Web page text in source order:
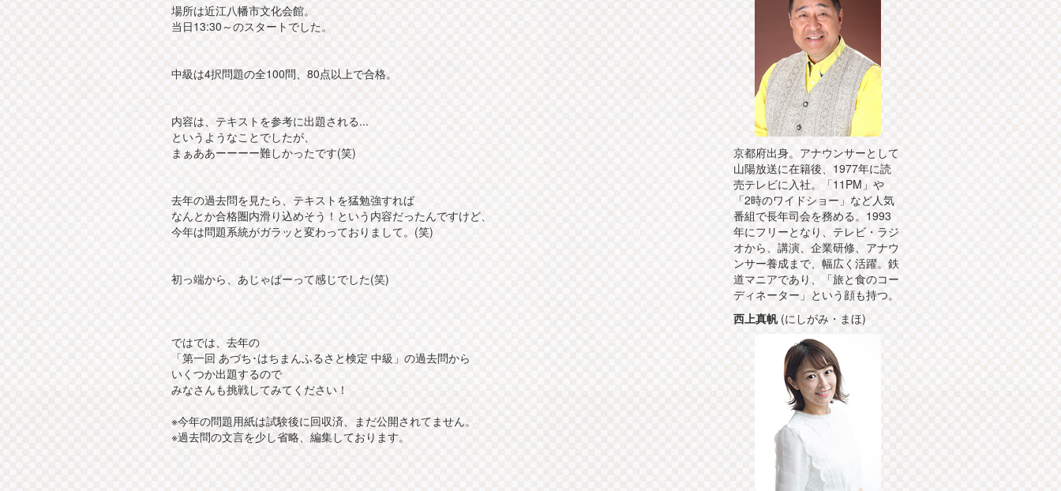
場所は近江八幡市文化会館。
当日13:30～のスタートでした。
中級は4択問題の全100問、80点以上で合格。
内容は、テキストを参考に出題される...
というようなことでしたが、
まぁああーーーー難しかったです(笑)
去年の過去問を見たら、テキストを猛勉強すれば
なんとか合格圏内滑り込めそう！という内容だったんですけど、
今年は問題系統がガラッと変わっておりまして。(笑)
初っ端から、あじゃぱーって感じでした(笑)
ではでは、去年の
「第一回 あづち･はちまんふるさと検定 中級」の過去問から
いくつか出題するので
みなさんも挑戦してみてください！
※今年の問題用紙は試験後に回収済、まだ公開されてません。
※過去問の文言を少し省略、編集しております。
京都府出身。アナウンサーとして
山陽放送に在籍後、1977年に読
売テレビに入社。「11PM」や
「2時のワイドショー」など人気
番組で長年司会を務める。1993
年にフリーとなり、テレビ・ラジ
オから、講演、企業研修、アナウ
ンサー養成まで、幅広く活躍。鉄
道マニアであり、「旅と食のコー
ディネーター」という顔も持つ。
西上真帆(にしがみ・まほ)